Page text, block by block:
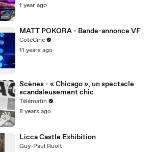
1 year ago
MATT POKORA - Bande-annonce VF
CoteCine
11 years ago
Scènes - « Chicago », un spectacle
scandaleusement chic
Télématin
8 years ago
Licca Castle Exhibition
Guy-Paul Ruolt